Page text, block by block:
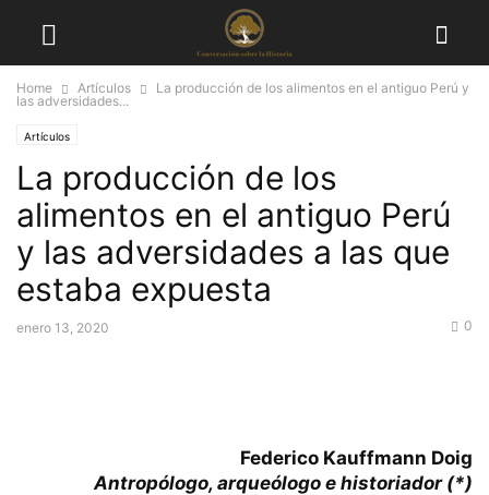
Home Artículos
La producción de los alimentos en el antiguo Perú y
las adversidades...
Artículos
La producción de los
alimentos en el antiguo Perú
y las adversidades a las que
estaba expuesta
enero 13, 2020 0
Federico Kauffmann Doig
Antropólogo, arqueólogo e historiador (*)